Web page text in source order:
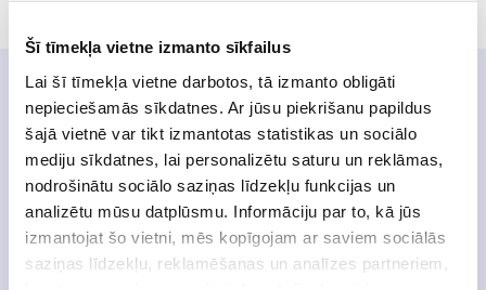
Šī tīmekļa vietne izmanto sīkfailus
Lai šī tīmekļa vietne darbotos, tā izmanto obligāti
nepieciešamās sīkdatnes. Ar jūsu piekrišanu papildus
šajā vietnē var tikt izmantotas statistikas un sociālo
mediju sīkdatnes, lai personalizētu saturu un reklāmas,
nodrošinātu sociālo saziņas līdzekļu funkcijas un
analizētu mūsu datplūsmu. Informāciju par to, kā jūs
izmantojat šo vietni, mēs kopīgojam ar saviem sociālās
saziņas līdzekļu, reklamēšanas un analīzes partneriem,
Produkta dati
Produkta sastāvā esošie B grupas vitamīni palīdz
nodrošināt normālu enerģijas ieguves vielmaiņu.
Vitamīni B1, B2, B3, B6, B7 un B12 veicina
normālu nervu sistēmas darbību. Vitamīni B2, B3,
B5, B6 un B12 samazina nogurumu un nespēku